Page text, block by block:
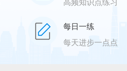
高频知识点练习
每日一练
每天进步一点点